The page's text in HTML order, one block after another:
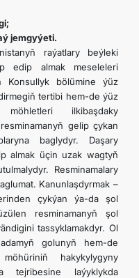
jemgyýeti.
raýatlary beýleki
edip almak meseleleri
Konsullyk bölümine ýüz
tertibi hem-de ýüz
ilkibaşdaky
gelip çykan
baglydyr. Daşary
almak üçin uzak wagtyň
Resminamalary
Kanunlaşdyrmak –
çykýan ýa-da şol
resminamanyň şol
tassyklamakdyr. Ol
golunyň hem-de
hakykylygyny
tejribesine laýyklykda